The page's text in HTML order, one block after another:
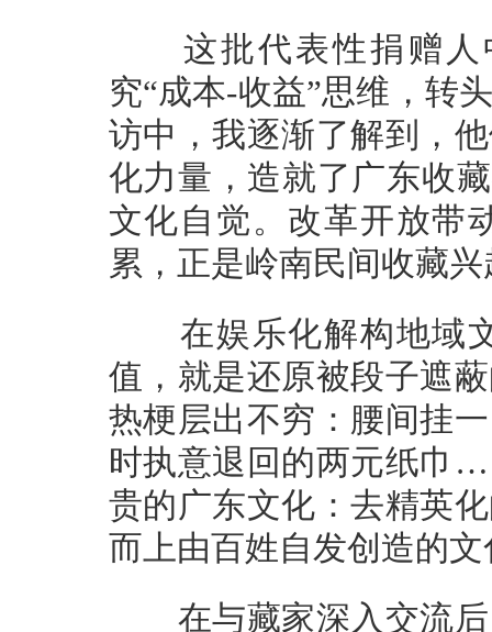
这批代表性捐赠人
究“成本-收益”思维，转
访中，我逐渐了解到，
化力量，造就了广东收
文化自觉。改革开放带
累，正是岭南民间收藏
在娱乐化解构地域文
值，就是还原被段子遮
热梗层出不穷：腰间挂
时执意退回的两元纸巾
贵的广东文化：去精英
而上由百姓自发创造的文
在与藏家深入交流后